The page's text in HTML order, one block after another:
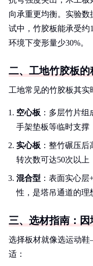
向承重更均衡。实验数
试中，竹胶板能承受约
环境下变形量少30%。
二、工地竹胶板的
工地常见的竹胶板其实
空心板 ：多层竹片
手架垫板等临时支撑
实心板 ：整竹碾压
转次数可达50次以上
混合型 ：表面实心
性，是塔吊通道的理
三、选材指南：因
选择板材就像选运动
适：